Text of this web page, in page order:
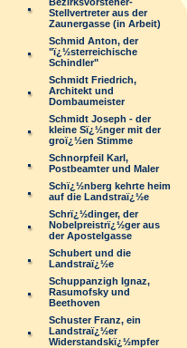
Stellvertreter aus der
Zaunergasse (in Arbeit)
Schmid Anton, der
"ï¿½sterreichische
Schindler"
Schmidt Friedrich,
Architekt und
Dombaumeister
Schmidt Joseph - der
kleine Sï¿½nger mit der
groï¿½en Stimme
Schnorpfeil Karl,
Postbeamter und Maler
Schï¿½nberg kehrte heim
auf die Landstraï¿½e
Schrï¿½dinger, der
Nobelpreistrï¿½ger aus
der Apostelgasse
Schubert und die
Landstraï¿½e
Schuppanzigh Ignaz,
Rasumofsky und
Beethoven
Schuster Franz, ein
Landstraï¿½er
Widerstandskï¿½mpfer